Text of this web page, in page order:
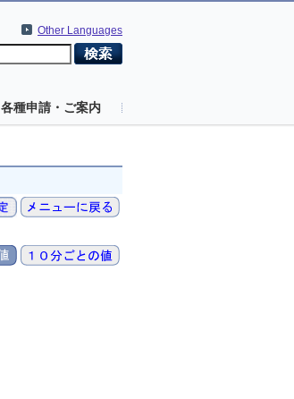
Other Languages
各種申請・ご案内